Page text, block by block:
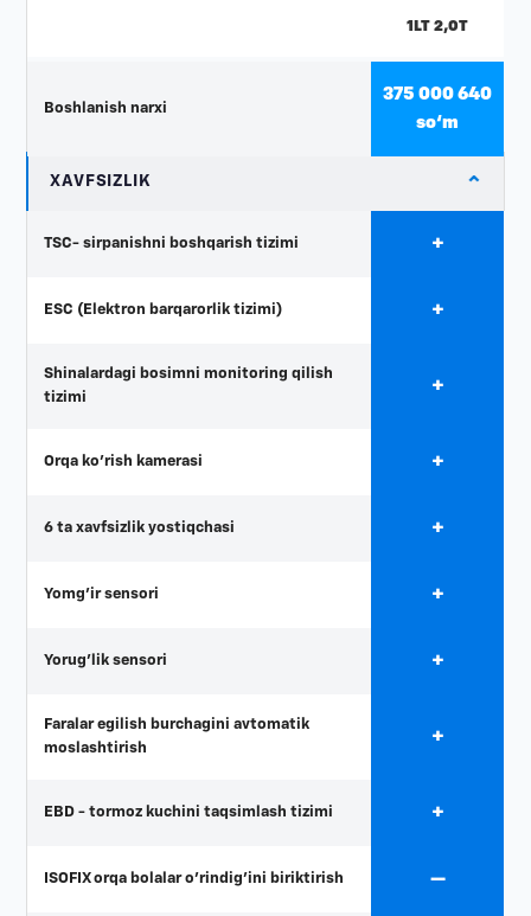
1LT 2,0T
Boshlanish narxi
375 000 640
so‘m
XAVFSIZLIK ⌄
TSC- sirpanishni boshqarish tizimi +
ESC (Elektron barqarorlik tizimi) +
Shinalardagi bosimni monitoring qilish
tizimi
+
Orqa ko'rish kamerasi +
6 ta xavfsizlik yostiqchasi +
Yomg'ir sensori +
Yorug'lik sensori +
Faralar egilish burchagini avtomatik
moslashtirish
+
EBD - tormoz kuchini taqsimlash tizimi +
ISOFIX orqa bolalar o'rindig'ini biriktirish —